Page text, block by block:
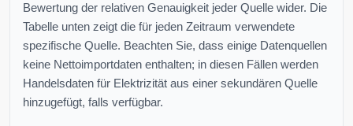
Bewertung der relativen Genauigkeit jeder Quelle wider. Die
Tabelle unten zeigt die für jeden Zeitraum verwendete
spezifische Quelle. Beachten Sie, dass einige Datenquellen
keine Nettoimportdaten enthalten; in diesen Fällen werden
Handelsdaten für Elektrizität aus einer sekundären Quelle
hinzugefügt, falls verfügbar.